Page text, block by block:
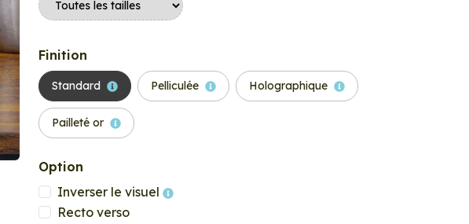
Finition
Standard Pelliculée Holographique
Pailleté or
Option
Inverser le visuel
Recto verso